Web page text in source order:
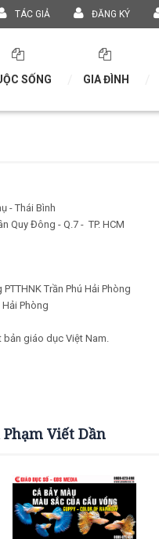
TÁC GIẢ ĐĂNG KÝ
SỐNG GIA ĐÌNH
- Thái Bình
Quy Đông - Q.7 - TP. HCM
Trần Phú Hải Phòng
Phòng
bản giáo dục Việt Nam.
Viết Dần